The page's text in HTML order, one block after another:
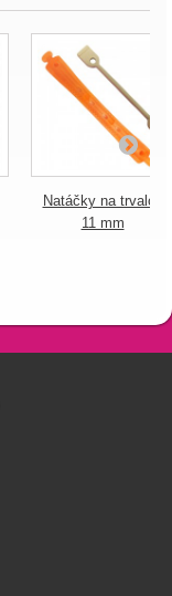
Natáčky na trvalou
11 mm